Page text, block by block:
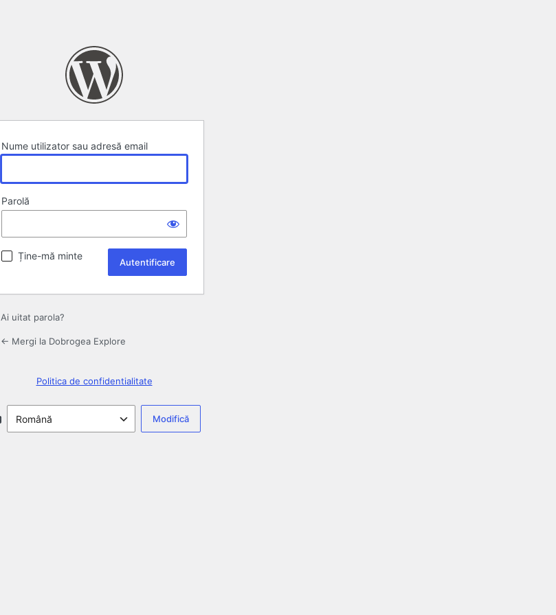
Nume utilizator sau adresă email
Parolă
Ține-mă minte
Ai uitat parola?
← Mergi la Dobrogea Explore
Politica de confidentialitate
Limbă